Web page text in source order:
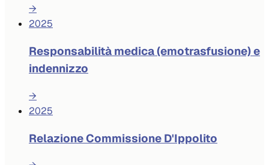
→
2025
Responsabilità medica (emotrasfusione) e
indennizzo
→
2025
Relazione Commissione D'Ippolito